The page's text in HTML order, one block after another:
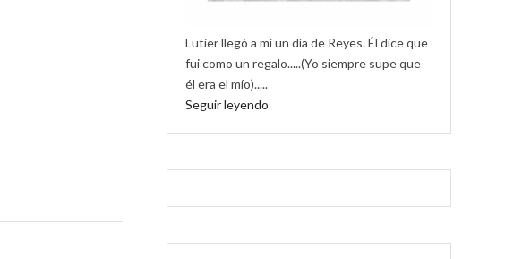
Lutier llegó a mí un día de Reyes. Él dice que
fui como un regalo.....(Yo siempre supe que
él era el mío).....
Seguir leyendo